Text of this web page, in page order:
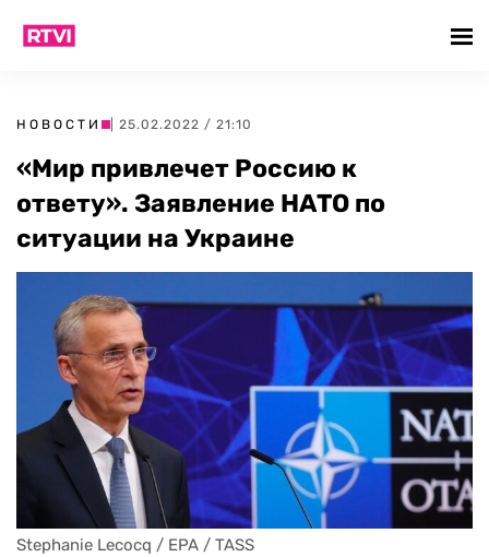
НОВОСТИ | 25.02.2022 / 21:10
«Мир привлечет Россию к
ответу». Заявление НАТО по
ситуации на Украине
Stephanie Lecocq / EPA / TASS